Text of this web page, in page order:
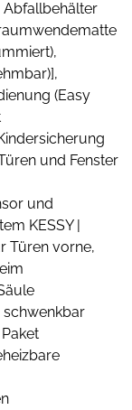
Abfallbehälter
(Easy
und Fenster
und
KESSY |
Türen vorne,